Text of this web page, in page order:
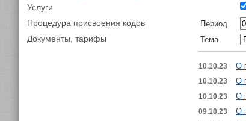
Услуги
Процедура присвоения кодов
Документы, тарифы
Период
Тема
10.10.23 О
10.10.23 О
10.10.23 О
09.10.23 О